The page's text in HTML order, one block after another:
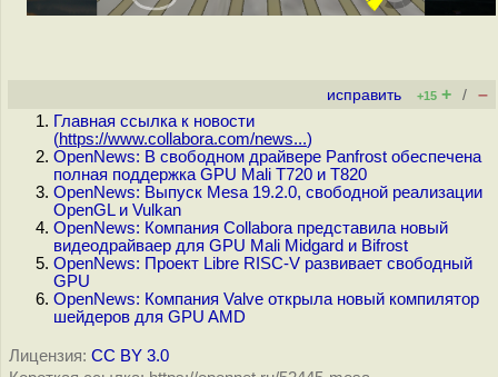
исправить +15 + / –
Главная ссылка к новости
(https://www.collabora.com/news...)
OpenNews: В свободном драйвере Panfrost обеспечена
полная поддержка GPU Mali T720 и T820
OpenNews: Выпуск Mesa 19.2.0, свободной реализации
OpenGL и Vulkan
OpenNews: Компания Collabora представила новый
видеодрайваер для GPU Mali Midgard и Bifrost
OpenNews: Проект Libre RISC-V развивает свободный
GPU
OpenNews: Компания Valve открыла новый компилятор
шейдеров для GPU AMD
Лицензия: CC BY 3.0